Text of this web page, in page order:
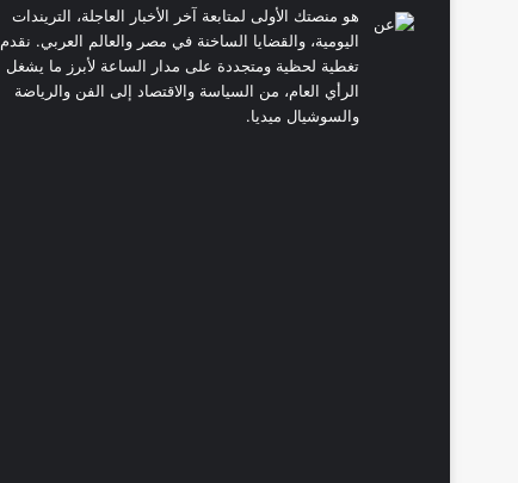
هو منصتك الأولى لمتابعة آخر الأخبار العاجلة، التريندات
اليومية، والقضايا الساخنة في مصر والعالم العربي. نقدم
تغطية لحظية ومتجددة على مدار الساعة لأبرز ما يشغل
الرأي العام، من السياسة والاقتصاد إلى الفن والرياضة
والسوشيال ميديا.